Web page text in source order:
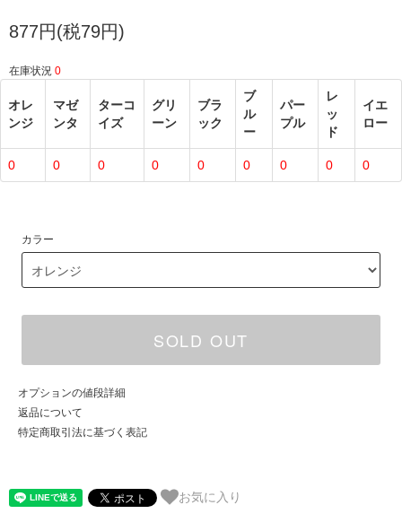
877円(税79円)
在庫状況 0
オレ
ンジ
マゼ
ンタ
ターコ
イズ
グリ
ーン
ブラ
ック
ブ
ル
ー
パー
プル
レ
ッ
ド
イエ
ロー
0 0 0 0 0 0 0 0 0
カラー
SOLD OUT
オプションの値段詳細
返品について
特定商取引法に基づく表記
お気に入り